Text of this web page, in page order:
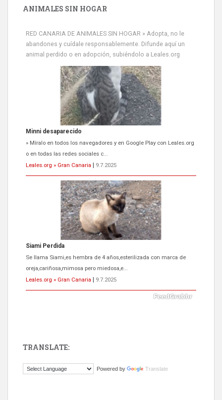
ANIMALES SIN HOGAR
RED CANARIA DE ANIMALES SIN HOGAR » Adopta, no le
abandones y cuídale responsablemente. Difunde aquí un
animal perdido o en adopción, subiéndolo a Leales.org
Minni desaparecido
» Míralo en todos los navegadores y en Google Play con Leales.org
o en todas las redes sociales c...
Leales.org » Gran Canaria
9.7.2025
Siami Perdida
Se llama Siami,es hembra de 4 años,esterilizada con marca de
oreja,cariñosa,mimosa pero miedosa,e...
Leales.org » Gran Canaria
9.7.2025
El ayuntamiento se va a llevar a Los Gatos callejeros de la zona los
TRANSLATE:
Powered by Translate